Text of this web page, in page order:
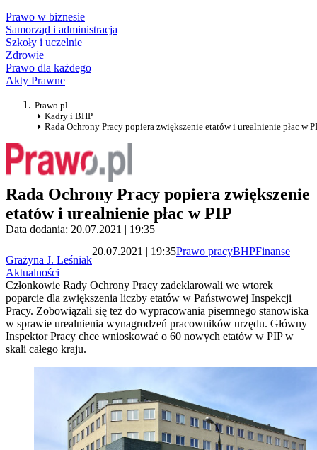
Prawo w biznesie
Samorząd i administracja
Szkoły i uczelnie
Zdrowie
Prawo dla każdego
Akty Prawne
Prawo.pl
Kadry i BHP
Rada Ochrony Pracy popiera zwiększenie etatów i urealnienie płac w
Rada Ochrony Pracy popiera zwiększenie
etatów i urealnienie płac w PIP
Data dodania: 20.07.2021 | 19:35
Grażyna J. Leśniak
20.07.2021 | 19:35Prawo pracyBHPFinanse
Aktualności
Członkowie Rady Ochrony Pracy zadeklarowali we wtorek
poparcie dla zwiększenia liczby etatów w Państwowej Inspekcji
Pracy. Zobowiązali się też do wypracowania pisemnego stanowiska
w sprawie urealnienia wynagrodzeń pracowników urzędu. Główny
Inspektor Pracy chce wnioskować o 60 nowych etatów w PIP w
skali całego kraju.